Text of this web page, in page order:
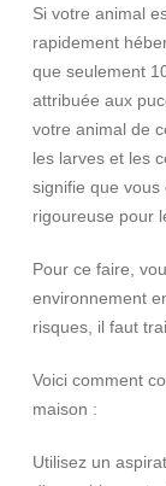
Si votre animal
rapidement
que seulement
attribuée aux
votre animal de
les larves et les
signifie que
rigoureuse pour
Pour ce faire,
environnement
risques, il faut
Voici comment
maison :
Utilisez un